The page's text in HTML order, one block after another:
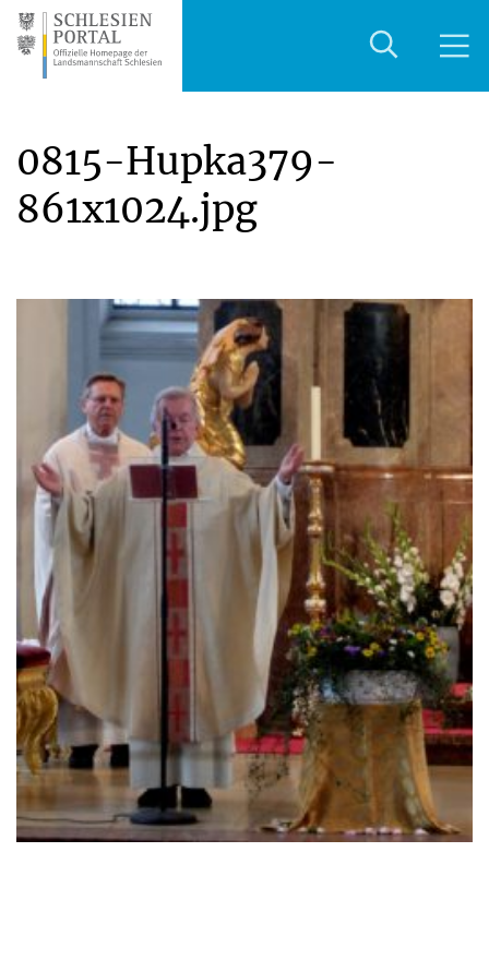
0815-Hupka379-
861x1024.jpg